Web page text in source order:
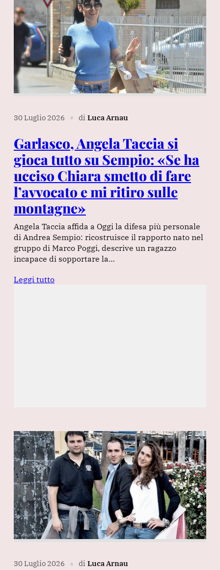
30 Luglio 2026 ∎ di Luca Arnau
Garlasco, Angela Taccia si
gioca tutto su Sempio: «Se ha
ucciso Chiara smetto di fare
l’avvocato e mi ritiro sulle
montagne»
Angela Taccia affida a Oggi la difesa più personale
di Andrea Sempio: ricostruisce il rapporto nato nel
gruppo di Marco Poggi, descrive un ragazzo
incapace di sopportare la…
Leggi tutto
30 Luglio 2026 ∎ di Luca Arnau